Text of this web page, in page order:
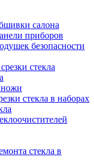
салона
приборов
безопасности
стекла
ножи
стекла в наборах
стекла в